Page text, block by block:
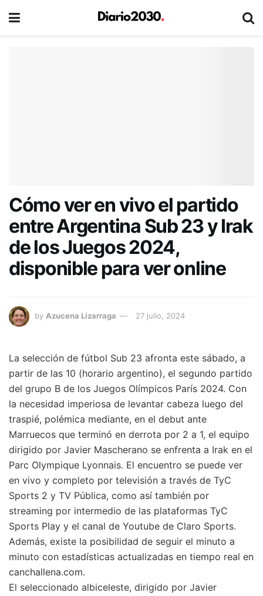
Cómo ver en vivo el partido
entre Argentina Sub 23 y Irak
de los Juegos 2024,
disponible para ver online
by Azucena Lizarraga 27 julio, 2024
La selección de fútbol Sub 23 afronta este sábado, a
partir de las 10 (horario argentino), el segundo partido
del grupo B de los Juegos Olímpicos París 2024. Con
la necesidad imperiosa de levantar cabeza luego del
traspié, polémica mediante, en el debut ante
Marruecos que terminó en derrota por 2 a 1, el equipo
dirigido por Javier Mascherano se enfrenta a Irak en el
Parc Olympique Lyonnais. El encuentro se puede ver
en vivo y completo por televisión a través de TyC
Sports 2 y TV Pública, como así también por
streaming por intermedio de las plataformas TyC
Sports Play y el canal de Youtube de Claro Sports.
Además, existe la posibilidad de seguir el minuto a
minuto con estadísticas actualizadas en tiempo real en
canchallena.com.
El seleccionado albiceleste, dirigido por Javier